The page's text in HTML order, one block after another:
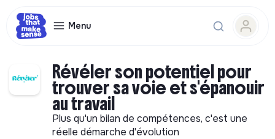
Menu
Révéler son potentiel pour
trouver sa voie et s'épanouir
au travail
Plus qu'un bilan de compétences, c'est une
réelle démarche d'évolution